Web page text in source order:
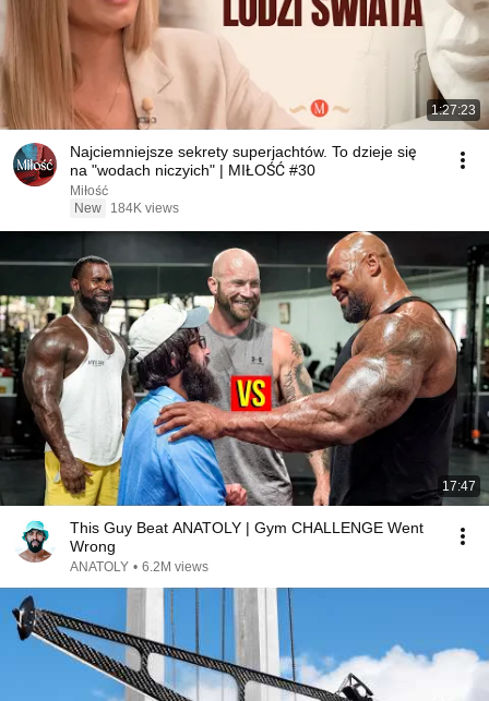
1:27:23
Najciemniejsze sekrety superjachtów. To dzieje się
na "wodach niczyich" | MIŁOŚĆ #30
Miłość
New
184K views
17:47
This Guy Beat ANATOLY | Gym CHALLENGE Went
Wrong
ANATOLY • 6.2M views